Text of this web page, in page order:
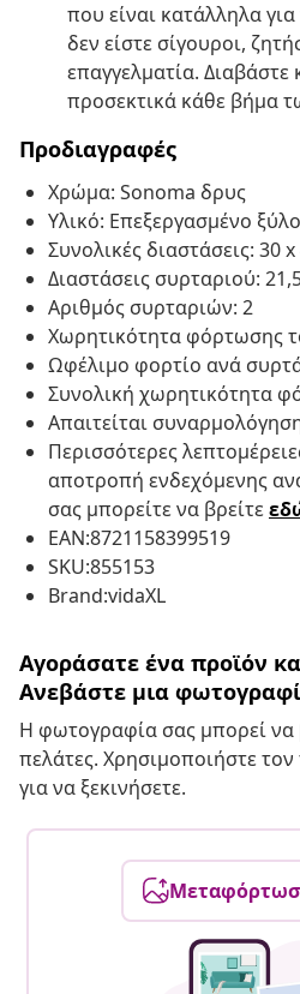
που είναι κατάλληλα
δεν είστε σίγουροι,
επαγγελματία.
προσεκτικά κάθε βήμα
Προδιαγραφές
Χρώμα: Sonoma δρυς
Υλικό: Επεξεργασμένο ξύλο
Συνολικές διαστάσεις: 30
Διαστάσεις συρταριού:
Αριθμός συρταριών: 2
Χωρητικότητα φόρτωσης
Ωφέλιμο φορτίο ανά
Συνολική χωρητικότητα
Απαιτείται
Περισσότερες
αποτροπή ενδεχόμενης
σας μπορείτε να βρείτε
EAN:8721158399519
SKU:855153
Brand:vidaXL
Αγοράσατε ένα προϊόν
Ανεβάστε μια
Η φωτογραφία σας μπορεί να
πελάτες. Χρησιμοποιήστε
για να ξεκινήσετε.